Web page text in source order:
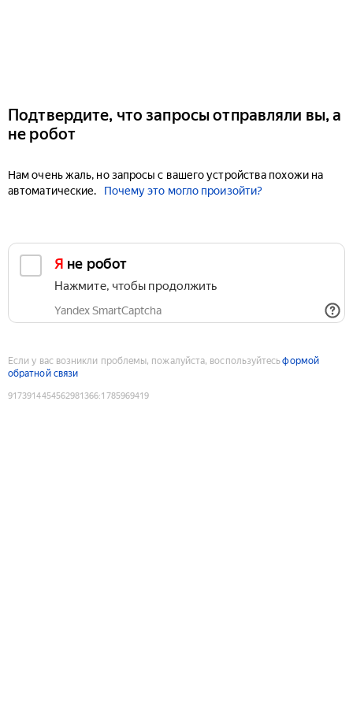
Подтвердите, что запросы отправляли вы, а
не робот
Нам очень жаль, но запросы с вашего устройства похожи на
автоматические.
Почему это могло произойти?
Я не робот
Нажмите, чтобы продолжить
Yandex SmartCaptcha
Если у вас возникли проблемы, пожалуйста, воспользуйтесьформой
обратной связи
9173914454562981366:1785969419